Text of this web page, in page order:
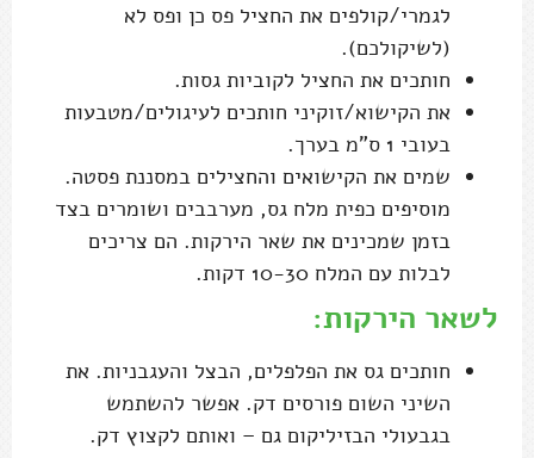
לגמרי/קולפים את החציל פס כן ופס לא
(לשיקולכם).
חותכים את החציל לקוביות גסות.
את הקישוא/זוקיני חותכים לעיגולים/מטבעות
בעובי 1 ס"מ בערך.
שמים את הקישואים והחצילים במסננת פסטה.
מוסיפים כפית מלח גס, מערבבים ושומרים בצד
בזמן שמכינים את שאר הירקות. הם צריכים
לבלות עם המלח 10-30 דקות.
לשאר הירקות:
חותכים גס את הפלפלים, הבצל והעגבניות. את
השיני השום פורסים דק. אפשר להשתמש
בגבעולי הבזיליקום גם – ואותם לקצוץ דק.